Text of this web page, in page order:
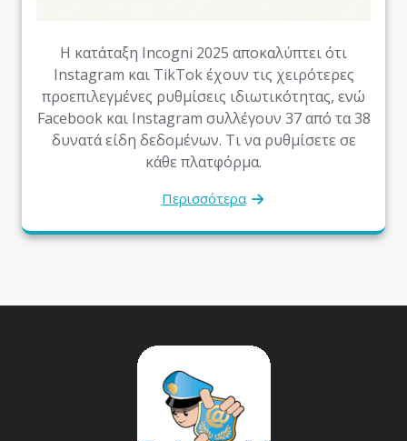
Η κατάταξη Incogni 2025 αποκαλύπτει ότι
Instagram και TikTok έχουν τις χειρότερες
προεπιλεγμένες ρυθμίσεις ιδιωτικότητας, ενώ
Facebook και Instagram συλλέγουν 37 από τα 38
δυνατά είδη δεδομένων. Τι να ρυθμίσετε σε
κάθε πλατφόρμα.
Περισσότερα